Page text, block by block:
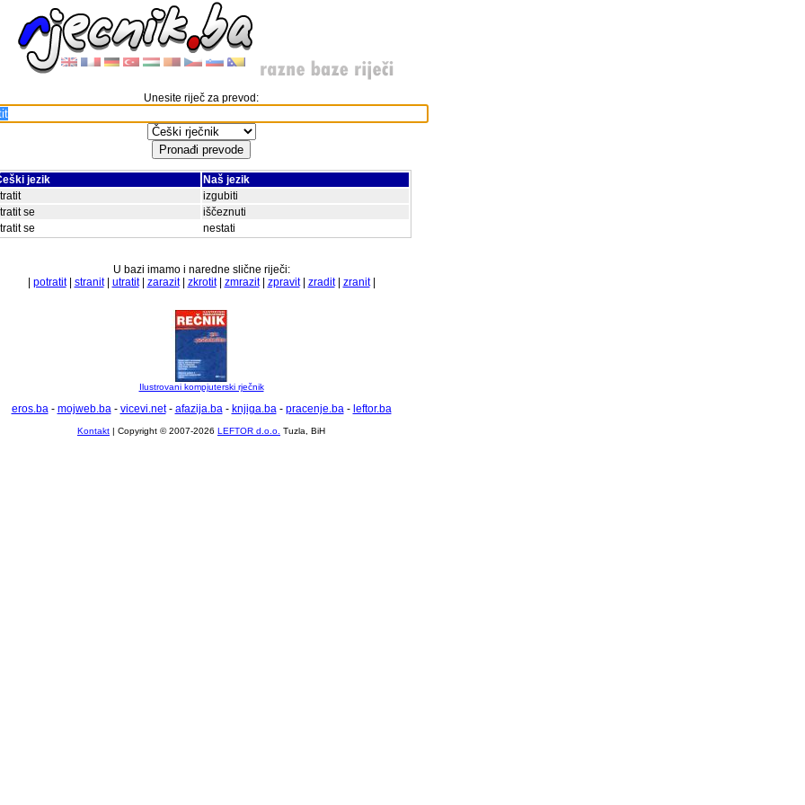
Unesite riječ za prevod:
jezik
Naš jezik
izgubiti
se
iščeznuti
se
nestati
U bazi imamo i naredne slične riječi:
potratit| stranit| utratit| zarazit| zkrotit| zmrazit| zpravit| zradit| zranit|
Ilustrovani kompjuterski rječnik
eros.ba- mojweb.ba- vicevi.net- afazija.ba- knjiga.ba- pracenje.ba- leftor.ba
Kontakt | Copyright © 2007-2026 LEFTOR d.o.o. Tuzla, BiH